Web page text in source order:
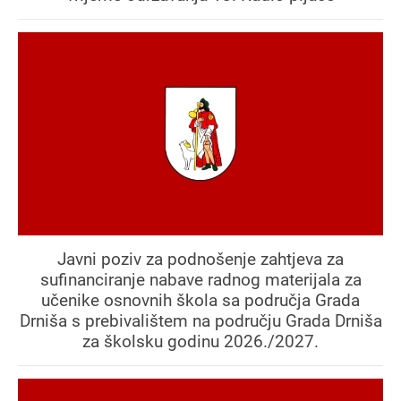
Javni poziv za podnošenje zahtjeva za
sufinanciranje nabave radnog materijala za
učenike osnovnih škola sa područja Grada
Drniša s prebivalištem na području Grada Drniša
za školsku godinu 2026./2027.